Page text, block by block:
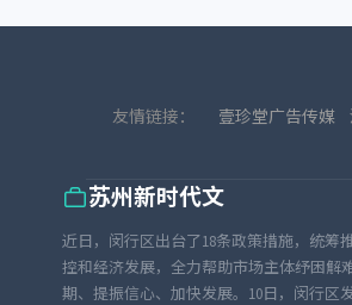
友情链接： 壹珍堂广告传媒
苏州新时代文
近日，闵行区出台了18条政策措施，统筹
控和经济发展，全力帮助市场主体纾困解
期、提振信心、加快发展。10日，闵行区